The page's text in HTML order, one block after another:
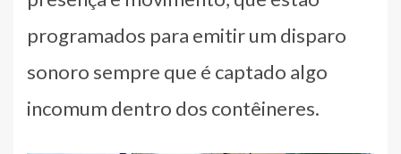
programados para emitir um disparo
sonoro sempre que é captado algo
incomum dentro dos contêineres.